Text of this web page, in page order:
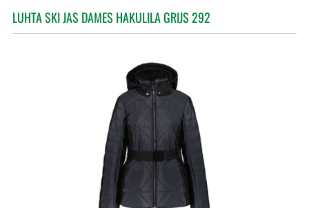
LUHTA SKI JAS DAMES HAKULILA GRIJS 292